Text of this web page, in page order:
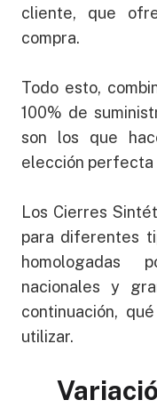
cliente, que
compra.
Todo esto,
100% de
son los que
elección perfecta
Los Cierres
para diferentes
homologadas
nacionales y
continuación,
utilizar.